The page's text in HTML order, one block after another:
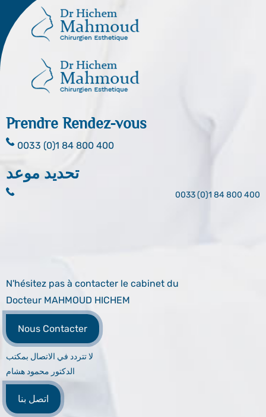
Prendre Rendez-vous
0033 (0)1 84 800 400
تحديد موعد
0033 (0)1 84 800 400
N'hésitez pas à contacter le cabinet du
Docteur MAHMOUD HICHEM
Nous Contacter
لا تتردد في الاتصال بمكتب
الدكتور محمود هشام
اتصل بنا